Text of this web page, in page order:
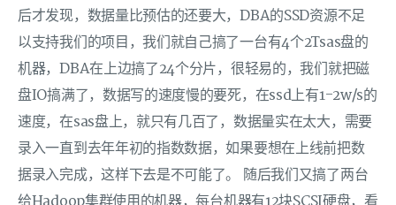
后才发现，数据量比预估的还要大，DBA的SSD资源不足
以支持我们的项目，我们就自己搞了一台有4个2Tsas盘的
机器，DBA在上边搞了24个分片，很轻易的，我们就把磁
盘IO搞满了，数据写的速度慢的要死，在ssd上有1-2w/s的
速度，在sas盘上，就只有几百了，数据量实在太大，需要
录入一直到去年年初的指数数据，如果要想在上线前把数
据录入完成，这样下去是不可能了。 随后我们又搞了两台
给Hadoop集群使用的机器，每台机器有12块SCSI硬盘，看